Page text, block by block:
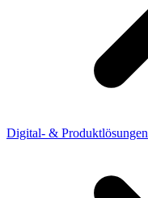
Digital- & Produktlösungen